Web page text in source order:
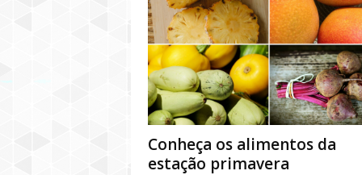
Conheça os alimentos da
estação primavera